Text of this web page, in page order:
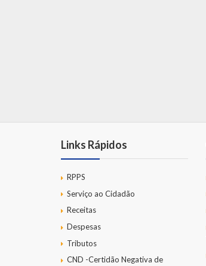
Links Rápidos
RPPS
Serviço ao Cidadão
Receitas
Despesas
Tributos
CND -Certidão Negativa de